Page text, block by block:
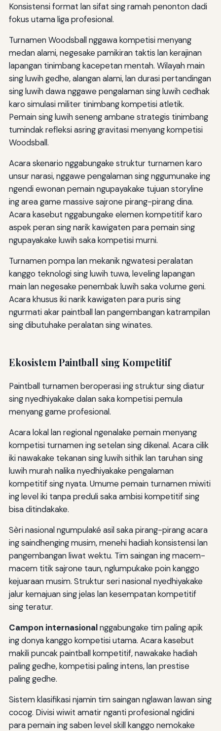
Konsistensi format lan sifat sing ramah penonton dadi
fokus utama liga profesional.
Turnamen Woodsball nggawa kompetisi menyang
medan alami, negesake pamikiran taktis lan kerajinan
lapangan tinimbang kacepetan mentah. Wilayah main
sing luwih gedhe, alangan alami, lan durasi pertandingan
sing luwih dawa nggawe pengalaman sing luwih cedhak
karo simulasi militer tinimbang kompetisi atletik.
Pemain sing luwih seneng ambane strategis tinimbang
tumindak refleksi asring gravitasi menyang kompetisi
Woodsball.
Acara skenario nggabungake struktur turnamen karo
unsur narasi, nggawe pengalaman sing nggumunake ing
ngendi ewonan pemain ngupayakake tujuan storyline
ing area game massive sajrone pirang-pirang dina.
Acara kasebut nggabungake elemen kompetitif karo
aspek peran sing narik kawigaten para pemain sing
ngupayakake luwih saka kompetisi murni.
Turnamen pompa lan mekanik ngwatesi peralatan
kanggo teknologi sing luwih tuwa, leveling lapangan
main lan negesake penembak luwih saka volume geni.
Acara khusus iki narik kawigaten para puris sing
ngurmati akar paintball lan pangembangan katrampilan
sing dibutuhake peralatan sing winates.
Ekosistem Paintball sing Kompetitif
Paintball turnamen beroperasi ing struktur sing diatur
sing nyedhiyakake dalan saka kompetisi pemula
menyang game profesional.
Acara lokal lan regional ngenalake pemain menyang
kompetisi turnamen ing setelan sing dikenal. Acara cilik
iki nawakake tekanan sing luwih sithik lan taruhan sing
luwih murah nalika nyedhiyakake pengalaman
kompetitif sing nyata. Umume pemain turnamen miwiti
ing level iki tanpa preduli saka ambisi kompetitif sing
bisa ditindakake.
Sèri nasional ngumpulaké asil saka pirang-pirang acara
ing saindhenging musim, menehi hadiah konsistensi lan
pangembangan liwat wektu. Tim saingan ing macem-
macem titik sajrone taun, nglumpukake poin kanggo
kejuaraan musim. Struktur seri nasional nyedhiyakake
jalur kemajuan sing jelas lan kesempatan kompetitif
sing teratur.
Campon internasionalnggabungake tim paling apik
ing donya kanggo kompetisi utama. Acara kasebut
makili puncak paintball kompetitif, nawakake hadiah
paling gedhe, kompetisi paling intens, lan prestise
paling gedhe.
Sistem klasifikasi njamin tim saingan nglawan lawan sing
cocog. Divisi wiwit amatir nganti profesional ngidini
para pemain ing saben level skill kanggo nemokake